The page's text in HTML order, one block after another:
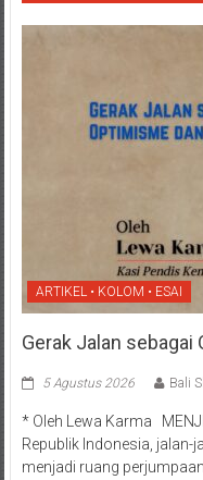
ARTIKEL • KOLOM • ESAI
Gerak Jalan
5 Agustus 2026 Bali
* Oleh Lewa Karma
Republik Indonesia, jalan-
menjadi ruang